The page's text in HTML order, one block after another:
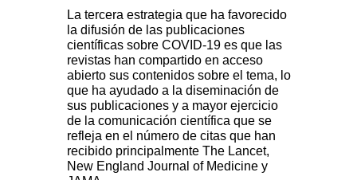
La tercera estrategia que ha favorecido
la difusión de las publicaciones
científicas sobre COVID-19 es que las
revistas han compartido en acceso
abierto sus contenidos sobre el tema, lo
que ha ayudado a la diseminación de
sus publicaciones y a mayor ejercicio
de la comunicación científica que se
refleja en el número de citas que han
recibido principalmente The Lancet,
New England Journal of Medicine y